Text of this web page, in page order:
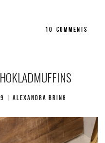
10 COMMENTS
| Alexandra Bring